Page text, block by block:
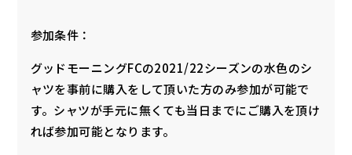
参加条件：
グッドモーニングFCの2021/22シーズンの水色のシ
ャツを事前に購入をして頂いた方のみ参加が可能で
す。シャツが手元に無くても当日までにご購入を頂け
れば参加可能となります。